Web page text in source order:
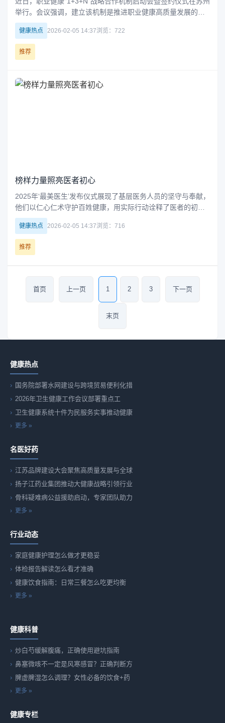
举行。会议强调，建立该机制是推进职业健康高质量发展的重
要举措，旨在通过多方协作，提升科技创新、学科建设与人才
培养水平，助力职业健康治理体系和治理能力现代化。
健康热点 2026-02-05 14:37浏览：722
推荐
榜样力量照亮医者初心
2025年‘最美医生’发布仪式展现了基层医务人员的坚守与奉献，
他们以仁心仁术守护百姓健康，用实际行动诠释了医者的初心
与使命。这些榜样不仅激励着同行，更让全社会感受到医疗工
作者在平凡岗位上的非凡价值。
健康热点 2026-02-05 14:37浏览：716
推荐
首页 上一页 1 2 3 下一页
末页
健康热点
国务院部署水网建设与跨境贸易便利化措
2026年卫生健康工作会议部署重点工
卫生健康系统十件为民服务实事推动健康
更多 »
名医好药
江苏品牌建设大会聚焦高质量发展与全球
扬子江药业集团推动大健康战略引领行业
骨科疑难病公益援助启动，专家团队助力
更多 »
行业动态
家庭健康护理怎么做才更稳妥
体检报告解读怎么看才准确
健康饮食指南：日常三餐怎么吃更均衡
更多 »
健康科普
炒白芍缓解腹痛，正确使用避坑指南
鼻塞微咳不一定是风寒感冒？正确判断方
脾虚脾湿怎么调理？女性必备的饮食+药
更多 »
健康专栏